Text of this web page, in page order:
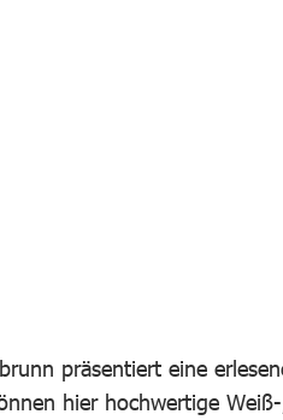
präsentiert eine
hier hochwertige